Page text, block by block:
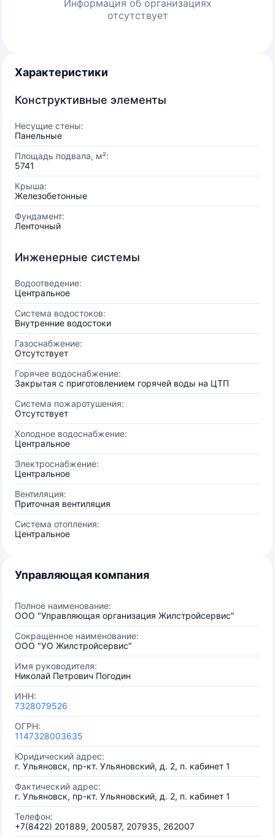
Информация об организациях
отсутствует
Характеристики
Конструктивные элементы
Несущие стены:
Панельные
Площадь подвала, м²:
5741
Крыша:
Железобетонные
Фундамент:
Ленточный
Инженерные системы
Водоотведение:
Центральное
Система водостоков:
Внутренние водостоки
Газоснабжение:
Отсутствует
Горячее водоснабжение:
Закрытая с приготовлением горячей воды на ЦТП
Система пожаротушения:
Отсутствует
Холодное водоснабжение:
Центральное
Электроснабжение:
Центральное
Вентиляция:
Приточная вентиляция
Система отопления:
Центральное
Управляющая компания
Полное наименование:
ООО "Управляющая организация Жилстройсервис"
Сокращенное наименование:
ООО "УО Жилстройсервис"
Имя руководителя:
Николай Петрович Погодин
ИНН:
7328079526
ОГРН:
1147328003635
Юридический адрес:
г. Ульяновск, пр-кт. Ульяновский, д. 2, п. кабинет 1
Фактический адрес:
г. Ульяновск, пр-кт. Ульяновский, д. 2, п. кабинет 1
Телефон:
+7(8422) 201889, 200587, 207935, 262007